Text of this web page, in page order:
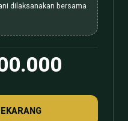
dilaksanakan bersama